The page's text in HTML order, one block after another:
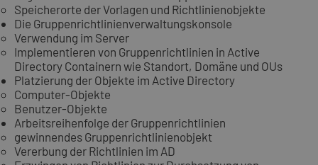
Speicherorte der Vorlagen und Richtlinienobjekte
Die Gruppenrichtlinienverwaltungskonsole
Verwendung im Server
Implementieren von Gruppenrichtlinien in Active
Directory Containern wie Standort, Domäne und OUs
Platzierung der Objekte im Active Directory
Computer-Objekte
Benutzer-Objekte
Arbeitsreihenfolge der Gruppenrichtlinien
gewinnendes Gruppenrichtlinienobjekt
Vererbung der Richtlinien im AD